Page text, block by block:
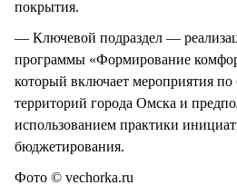
покрытия.
— Ключевой подраздел —
программы «Формирование
который включает мероприятия по
территорий города Омска и
использованием практики
бюджетирования.
Фото © vechorka.ru